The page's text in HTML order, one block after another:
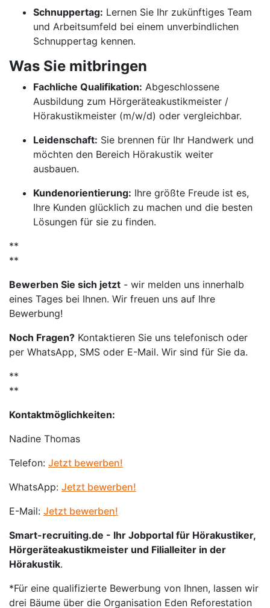
Schnuppertag: Lernen Sie Ihr zukünftiges Team
und Arbeitsumfeld bei einem unverbindlichen
Schnuppertag kennen.
Was Sie mitbringen
Fachliche Qualifikation: Abgeschlossene
Ausbildung zum Hörgeräteakustikmeister /
Hörakustikmeister (m/w/d) oder vergleichbar.
Leidenschaft: Sie brennen für Ihr Handwerk und
möchten den Bereich Hörakustik weiter
ausbauen.
Kundenorientierung: Ihre größte Freude ist es,
Ihre Kunden glücklich zu machen und die besten
Lösungen für sie zu finden.
**
**
Bewerben Sie sich jetzt - wir melden uns innerhalb
eines Tages bei Ihnen. Wir freuen uns auf Ihre
Bewerbung!
Noch Fragen? Kontaktieren Sie uns telefonisch oder
per WhatsApp, SMS oder E-Mail. Wir sind für Sie da.
**
**
Kontaktmöglichkeiten:
Nadine Thomas
Telefon: Jetzt bewerben!
WhatsApp: Jetzt bewerben!
E-Mail: Jetzt bewerben!
Smart-recruiting.de - Ihr Jobportal für Hörakustiker,
Hörgeräteakustikmeister und Filialleiter in der
Hörakustik.
*Für eine qualifizierte Bewerbung von Ihnen, lassen wir
drei Bäume über die Organisation Eden Reforestation